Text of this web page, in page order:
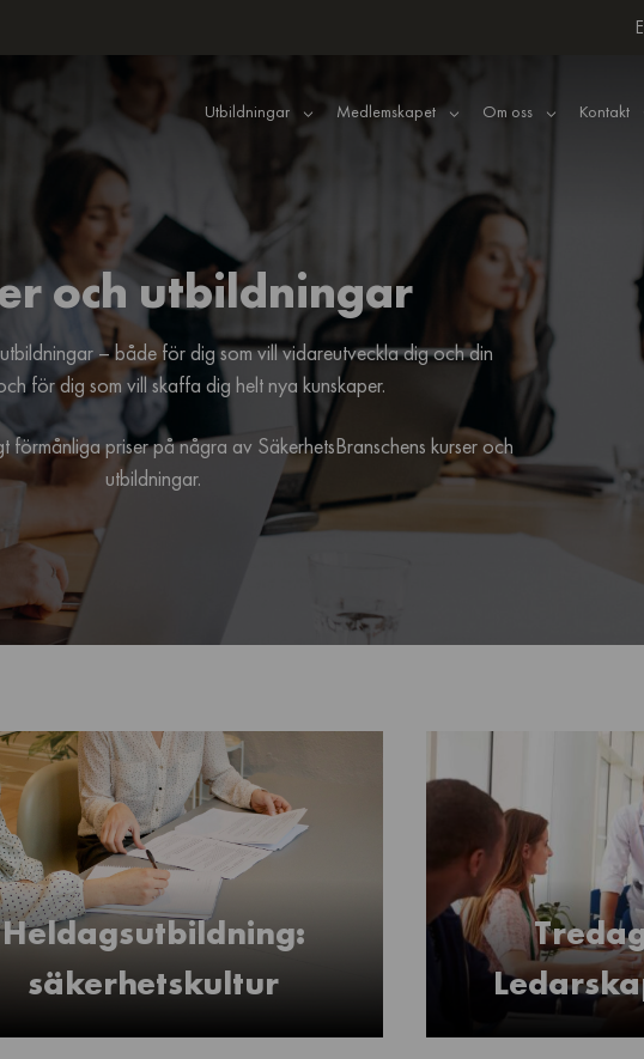
Utbildningar Medlemskapet Om oss Kontakt
och utbildningar
– både för dig som vill vidareutveckla dig och din
för dig som vill skaffa dig helt nya kunskaper.
förmånliga priser på några av SäkerhetsBranschens kurser och
utbildningar.
Heldagsutbildning:
säkerhetskultur